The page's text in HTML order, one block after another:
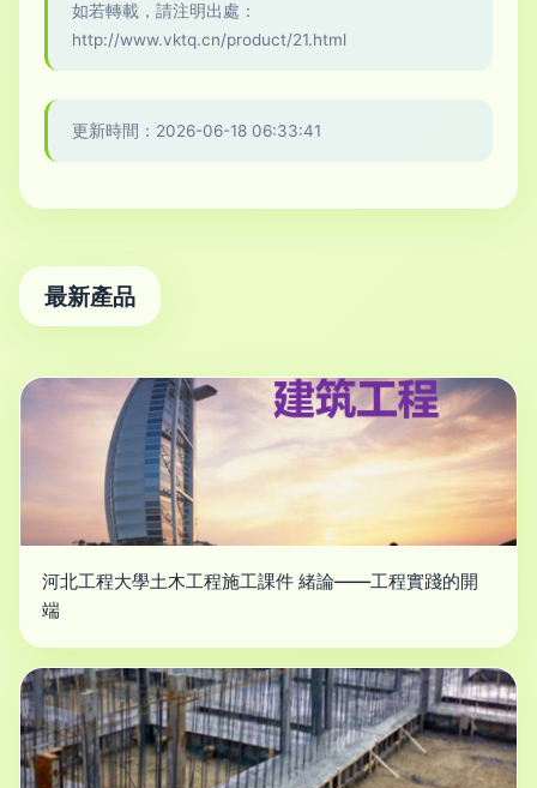
如若轉載，請注明出處：
http://www.vktq.cn/product/21.html
更新時間：2026-06-18 06:33:41
最新產品
河北工程大學土木工程施工課件 緒論——工程實踐的開
端